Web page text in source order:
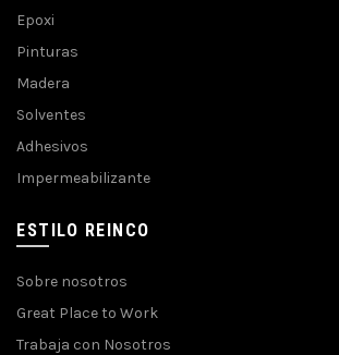
Epoxi
Pinturas
Madera
Solventes
Adhesivos
Impermeabilizante
ESTILO REINCO
Sobre nosotros
Great Place to Work
Trabaja con Nosotros